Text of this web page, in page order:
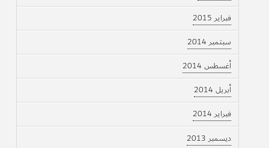
فبراير 2015
سبتمبر 2014
أغسطس 2014
أبريل 2014
فبراير 2014
ديسمبر 2013